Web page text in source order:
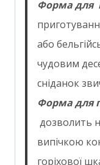
Форма для
або
чудовим
сніданок
Форма для
дозволить
випічкою
горіхової